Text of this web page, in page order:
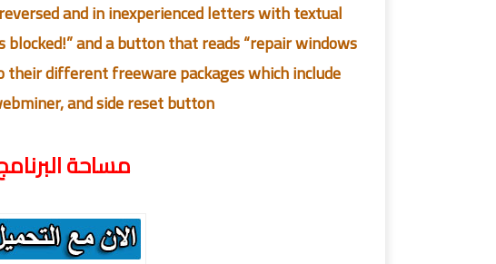
and in inexperienced letters with textual
and a button that reads “repair windows
different freeware packages which include
and side reset button.
مساحة البرنامج 2 ميجا